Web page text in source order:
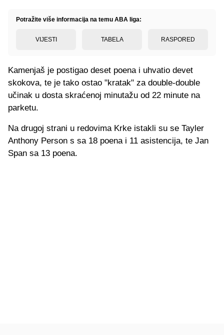
Potražite više informacija na temu ABA liga:
VIJESTI TABELA RASPORED
Kamenjaš je postigao deset poena i uhvatio devet
skokova, te je tako ostao "kratak" za double-double
učinak u dosta skraćenoj minutažu od 22 minute na
parketu.
Na drugoj strani u redovima Krke istakli su se Tayler
Anthony Person s sa 18 poena i 11 asistencija, te Jan
Span sa 13 poena.